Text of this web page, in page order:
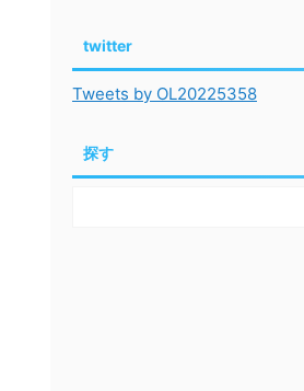
twitter
Tweets by OL20225358
探す